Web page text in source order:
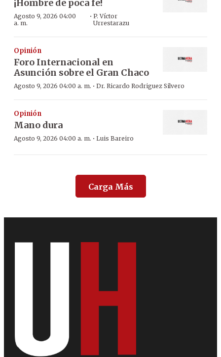
¡Hombre de poca fe!
Agosto 9, 2026 04:00
a. m.
·P. Víctor
Urrestarazu
Opinión
Foro Internacional en
Asunción sobre el Gran Chaco
Agosto 9, 2026 04:00 a. m. · Dr. Ricardo Rodriguez Silvero
Opinión
Mano dura
Agosto 9, 2026 04:00 a. m. · Luis Bareiro
Carga Más